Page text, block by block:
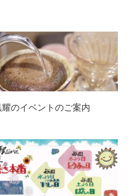
のイベントのご案内